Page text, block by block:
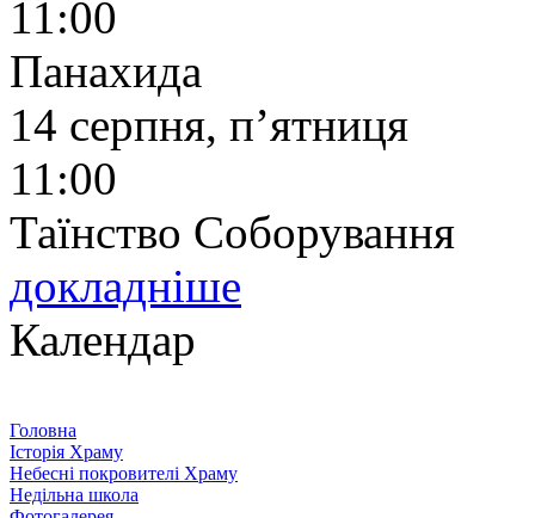
11:00
Панахида
14 серпня, п’ятниця
11:00
Таїнство Соборування
докладніше
Календар
Головна
Історія Храму
Небесні покровителі Храму
Недільна школа